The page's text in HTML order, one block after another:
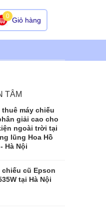
Giỏ hàng
0
TÂM
thuê máy chiếu
giải cao cho
ngoài trời tại
lũng Hoa Hồ
Hà Nội
chiếu cũ Epson
tại Hà Nội